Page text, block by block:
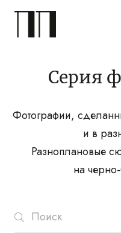
Серия
Фотографии,
и в
Разноплановые
на